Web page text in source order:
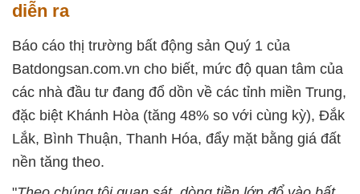
diễn ra
Báo cáo thị trường bất động sản Quý 1 của
Batdongsan.com.vn cho biết, mức độ quan tâm của
các nhà đầu tư đang đổ dồn về các tỉnh miền Trung,
đặc biệt Khánh Hòa (tăng 48% so với cùng kỳ), Đắk
Lắk, Bình Thuận, Thanh Hóa, đẩy mặt bằng giá đất
nền tăng theo.